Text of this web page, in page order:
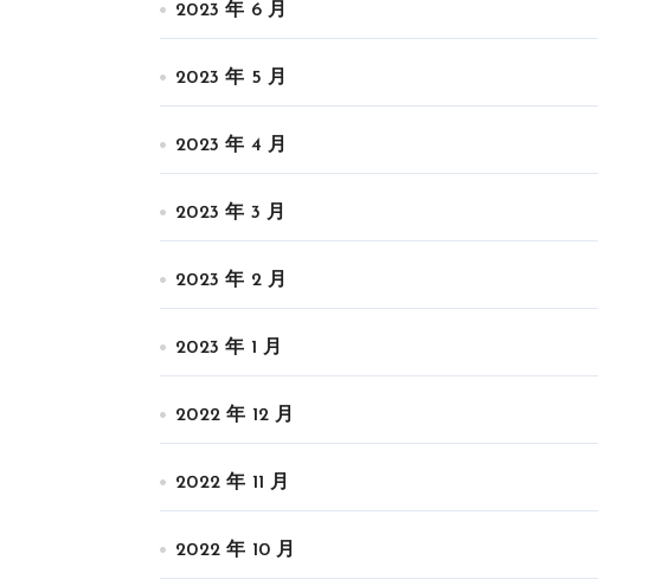
2023 年 6 月
2023 年 5 月
2023 年 4 月
2023 年 3 月
2023 年 2 月
2023 年 1 月
2022 年 12 月
2022 年 11 月
2022 年 10 月